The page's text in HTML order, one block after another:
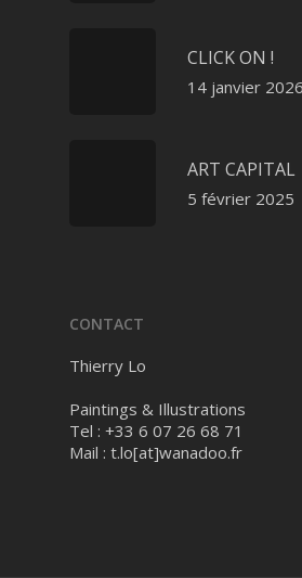
CLICK ON !
14 janvier 2026
ART CAPITAL
5 février 2025
CONTACT
Thierry Lo
Paintings & Illustrations
Tel : +33 6 07 26 68 71
Mail : t.lo[at]wanadoo.fr